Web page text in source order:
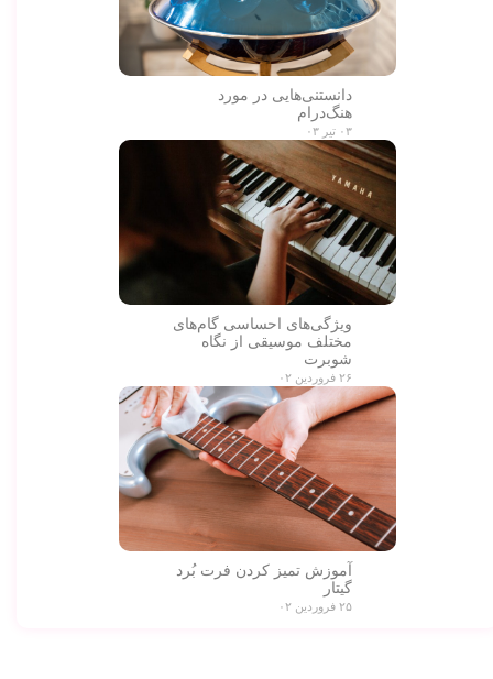
دانستنی‌هایی در مورد
هنگ‌درام
۰۳ تیر ۰۳
ویژگی‌های احساسی گام‌های
مختلف موسیقی از نگاه
شوبرت
۲۶ فروردین ۰۲
آموزش تمیز کردن فرت بُرد
گیتار
۲۵ فروردین ۰۲